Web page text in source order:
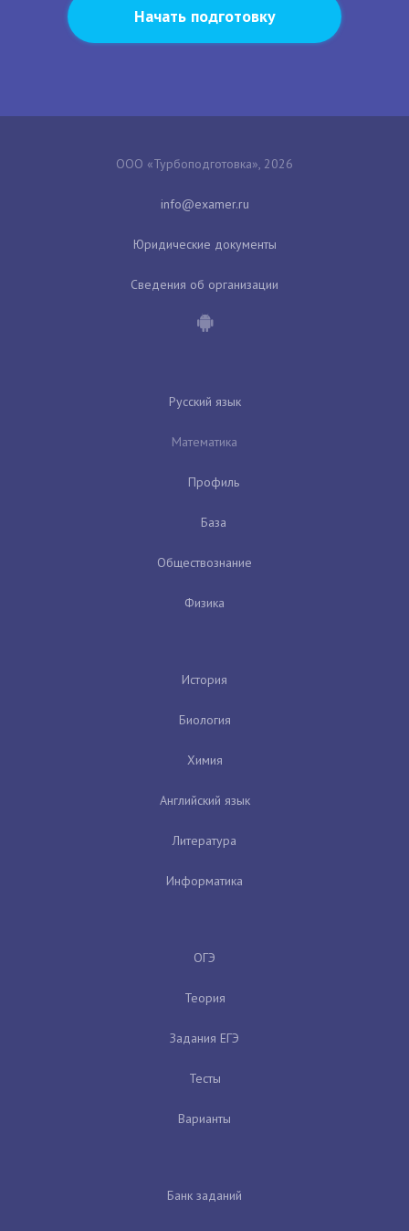
Начать подготовку
ООО «Турбоподготовка», 2026
Юридические документы
Сведения об организации
Русский язык
Математика
Профиль
База
Обществознание
Физика
История
Биология
Химия
Английский язык
Литература
Информатика
ОГЭ
Теория
Задания ЕГЭ
Тесты
Варианты
Банк заданий